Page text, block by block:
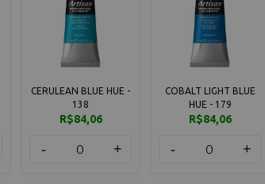
CERULEAN BLUE HUE -
138
R$84,06
- +
COBALT LIGHT BLUE
HUE - 179
R$84,06
- +